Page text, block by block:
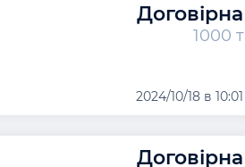
Договірна
1000 т
2024/10/18 в 10:01
Договірна